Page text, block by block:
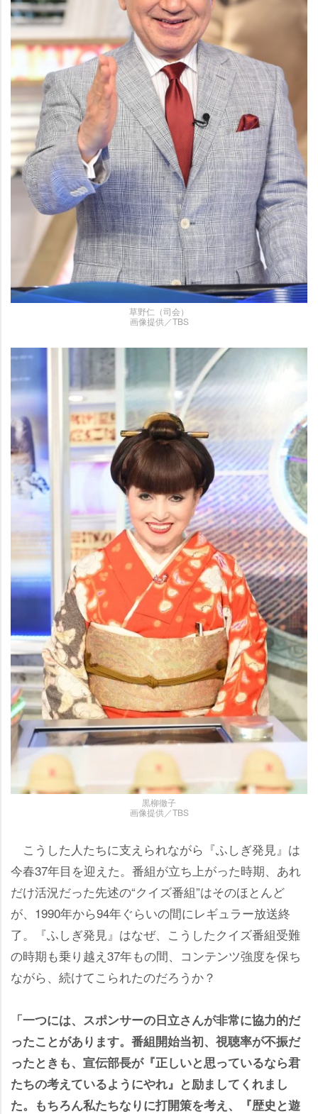
草野仁（司会）
画像提供／TBS
黒柳徹子
画像提供／TBS
こうした人たちに支えられながら『ふしぎ発見』は
今春37年目を迎えた。番組が立ち上がった時期、あれ
だけ活況だった先述の“クイズ番組”はそのほとんど
が、1990年から94年ぐらいの間にレギュラー放送終
了。『ふしぎ発見』はなぜ、こうしたクイズ番組受難
の時期も乗り越え37年もの間、コンテンツ強度を保ち
ながら、続けてこられたのだろうか？
「一つには、スポンサーの日立さんが非常に協力的だ
ったことがあります。番組開始当初、視聴率が不振だ
ったときも、宣伝部長が『正しいと思っているなら君
たちの考えているようにやれ』と励ましてくれまし
た。もちろん私たちなりに打開策を考え、『歴史と遊